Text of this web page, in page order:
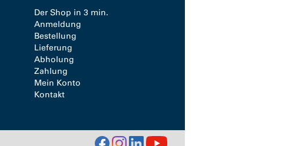
Der Shop in 3 min.
Anmeldung
Bestellung
Lieferung
Abholung
Zahlung
Mein Konto
Kontakt